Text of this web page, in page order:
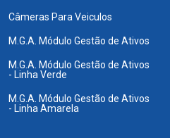
Câmeras Para Veiculos
M.G.A. Módulo Gestão de Ativos
M.G.A. Módulo Gestão de Ativos
- Linha Verde
M.G.A. Módulo Gestão de Ativos
- Linha Amarela